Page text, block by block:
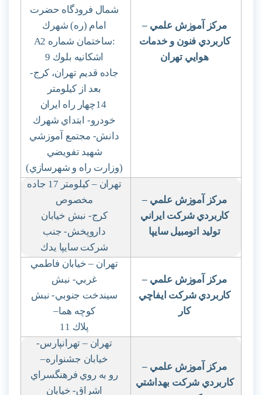
مركز آموزش علمي –
كاربردي فنون و خدمات
هوايي تهران
شمال فرودگاه حضرت
امام (ره) شهرك
:ساختمان شماره 2
A
اشكانيه بلوك 9
جاده قديم تهران، كرج-
بعد از كيلومتر
14چهار راه ايران
خودرو- ابتداي شهرك
دانش- مجتمع آموزشي
شهيد تفويضي
(وزارت راه و شهرسازي)
مركز آموزش علمي –
كاربردي شركت ايراني
توليد اتومبيل سايپا
تهران – كيلومتر 17 جاده
مخصوص
كرج- نبش خيابان
داروپخش- جنب
شركت سايپا يدك
مركز آموزش علمي –
كاربردي شركت ايفاچي
كار
تهران – خيابان فاطمي
غربي- نبش
سيندخت جنوبي- نبش
كوچه هما–
پلاك 11
مركز آموزش علمي –
كاربردي شركت بهداشتي
تهران – تهرانپارس-
خيابان جشنواره–
رو به روي فرهنگسراي
اشراق- خيابان